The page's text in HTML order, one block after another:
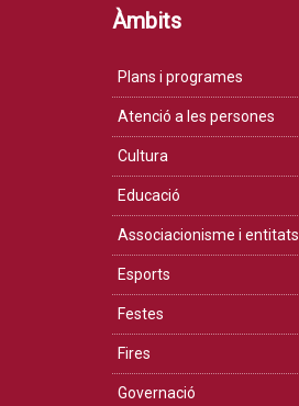
Àmbits
Plans i programes
Atenció a les persones
Cultura
Educació
Associacionisme i entitats
Esports
Festes
Fires
Governació